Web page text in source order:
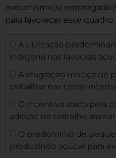
mecanismo(s)
para favorecer esse quadro.
A utilização
indígena nas lavouras
A imigração maciça de
trabalhar nas terras
O incentivo dado pela
adoção do trabalho
O predomínio de
produzindo açúcar para